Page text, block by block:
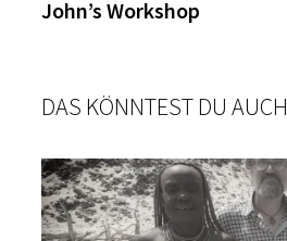
John’s Workshop
DAS KÖNNTEST DU